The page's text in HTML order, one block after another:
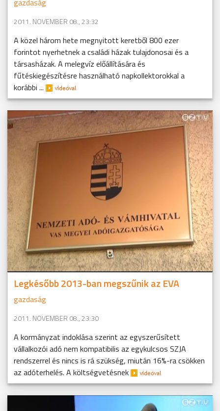
2011. NOVEMBER 08., 23:32
A közel három hete megnyitott keretből 800 ezer
forintot nyerhetnek a családi házak tulajdonosai és a
társasházak. A melegvíz előállítására és
fűtéskiegészítésre használható napkollektorokkal a
korábbi ...
Legkésőbb 2013-ban megszűnik az EVA
gazdaság
2011. NOVEMBER 08., 23:30
A kormányzat indoklása szerint az egyszerűsített
vállalkozói adó nem kompatibilis az egykulcsos SZJA
rendszerrel és nincs is rá szükség, miután 16%-ra csökken
az adóterhelés. A költségvetésnek